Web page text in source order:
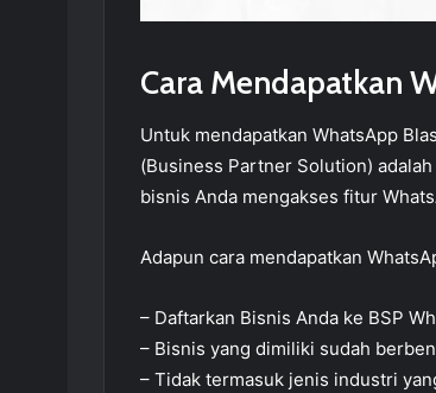
Cara Mendapatkan
Untuk mendapatkan WhatsApp
(Business Partner Solution)
bisnis Anda mengakses fitur
Adapun cara mendapatkan
– Daftarkan Bisnis Anda ke BSP
– Bisnis yang dimiliki sudah
– Tidak termasuk jenis industri